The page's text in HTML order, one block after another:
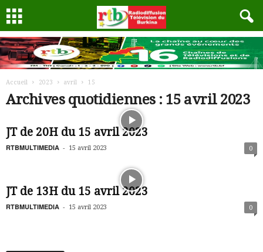
Accueil 2023 avril 15
Archives quotidiennes : 15 avril 2023
JT de 20H du 15 avril 2023
RTBMULTIMEDIA - 15 avril 2023 0
JT de 13H du 15 avril 2023
RTBMULTIMEDIA - 15 avril 2023 0